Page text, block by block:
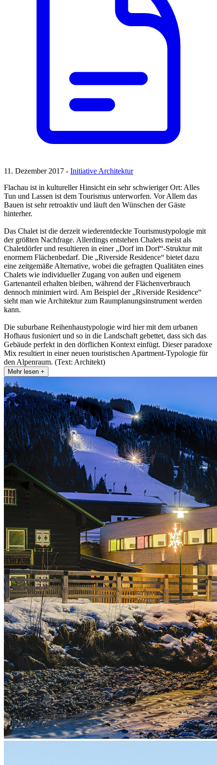
11. Dezember 2017 - Initiative Architektur
Flachau ist in kultureller Hinsicht ein sehr schwieriger Ort: Alles
Tun und Lassen ist dem Tourismus unterworfen. Vor Allem das
Bauen ist sehr retroaktiv und läuft den Wünschen der Gäste
hinterher.
Das Chalet ist die derzeit wiederentdeckte Tourismustypologie mit
der größten Nachfrage. Allerdings entstehen Chalets meist als
Chaletdörfer und resultieren in einer „Dorf im Dorf“-Struktur mit
enormem Flächenbedarf. Die „Riverside Residence“ bietet dazu
eine zeitgemäße Alternative, wobei die gefragten Qualitäten eines
Chalets wie individueller Zugang von außen und eigenem
Gartenanteil erhalten bleiben, während der Flächenverbrauch
dennoch minimiert wird. Am Beispiel der „Riverside Residence“
sieht man wie Architektur zum Raumplanungsinstrument werden
kann.
Die suburbane Reihenhaustypologie wird hier mit dem urbanen
Hofhaus fusioniert und so in die Landschaft gebettet, dass sich das
Gebäude perfekt in den dörflichen Kontext einfügt. Dieser paradoxe
Mix resultiert in einer neuen touristischen Apartment-Typologie für
den Alpenraum. (Text: Architekt)
Mehr lesen +